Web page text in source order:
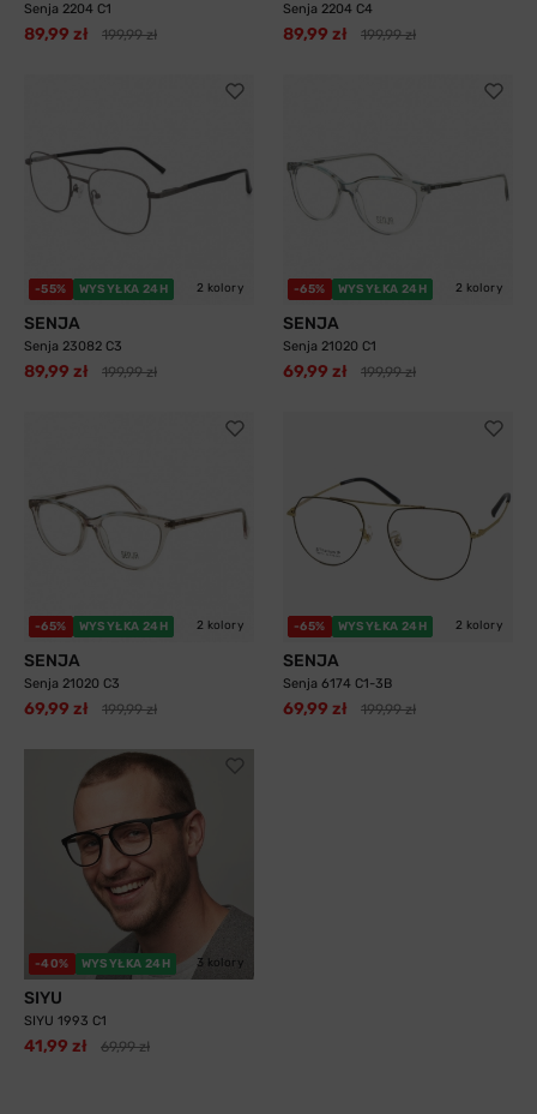
Senja 2204 C1
89,99 zł 199,99 zł
Senja 2204 C4
89,99 zł 199,99 zł
-55% WYSYŁKA 24H 2 kolory
SENJA
Senja 23082 C3
89,99 zł 199,99 zł
-65% WYSYŁKA 24H 2 kolory
SENJA
Senja 21020 C1
69,99 zł 199,99 zł
-65% WYSYŁKA 24H 2 kolory
SENJA
Senja 21020 C3
69,99 zł 199,99 zł
-65% WYSYŁKA 24H 2 kolory
SENJA
Senja 6174 C1-3B
69,99 zł 199,99 zł
-40% WYSYŁKA 24H 3 kolory
SIYU
SIYU 1993 C1
41,99 zł 69,99 zł